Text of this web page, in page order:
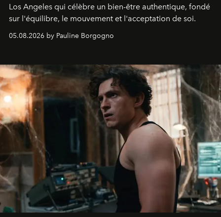
Los Angeles qui célèbre un bien-être authentique, fondé
sur l'équilibre, le mouvement et l'acceptation de soi.
05.08.2026 by Pauline Borgogno